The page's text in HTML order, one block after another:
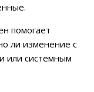
помогает
ли изменение с
или системным